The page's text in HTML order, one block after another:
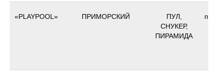
«PLAYPOOL» ПРИМОРСКИЙ
ПУЛ,
СНУКЕР,
ПИРАМИДА
пр.